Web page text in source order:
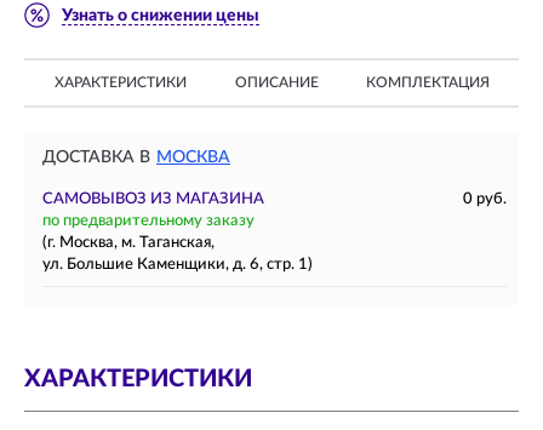
Узнать о снижении цены
ХАРАКТЕРИСТИКИ ОПИСАНИЕ КОМПЛЕКТАЦИЯ
ДОСТАВКА В МОСКВА
САМОВЫВОЗ ИЗ МАГАЗИНА
0 руб.
по предварительному заказу
(г. Москва, м. Таганская,
ул. Большие Каменщики, д. 6, стр. 1)
ХАРАКТЕРИСТИКИ